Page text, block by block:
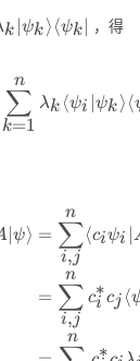
k ∣ψk⟩ ⟨ψk ，得
k=1
∑
n
λk ⟨ψi ∣ψk⟩ ⟨
∣ ψ⟩ =
i,j
∑
n
⟨ciψi
=
i,j
∑
n
ci
∗cj ⟨
n
∗